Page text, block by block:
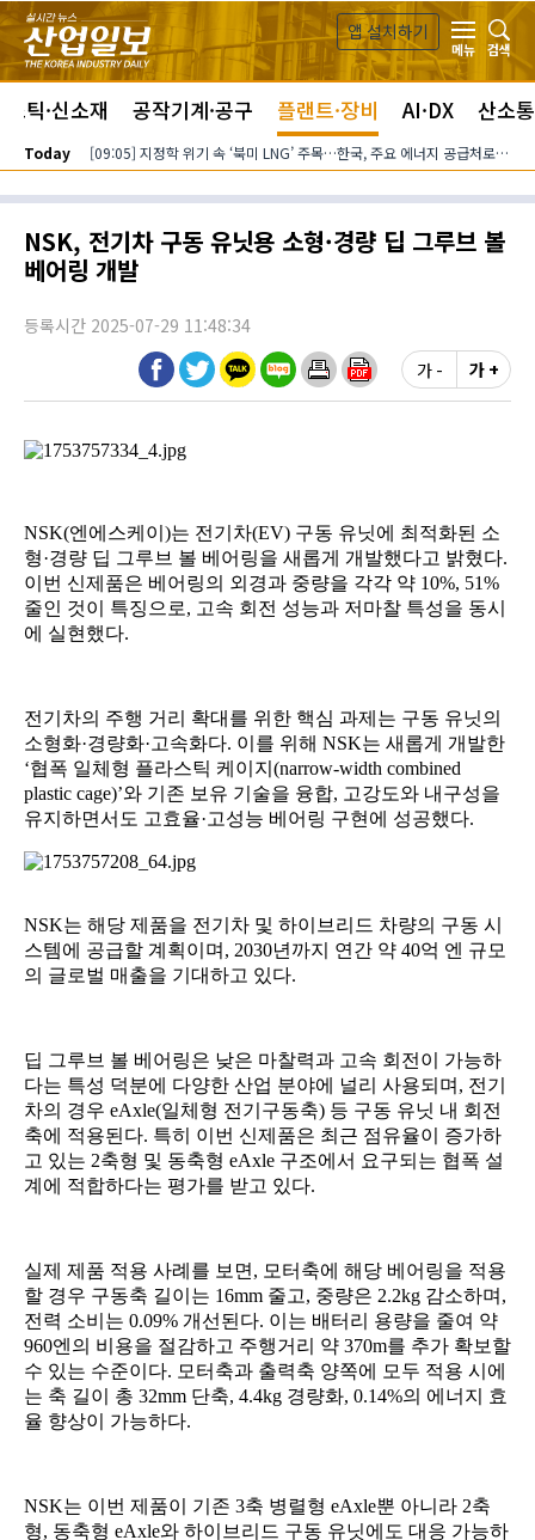
본문 바로가기
앱 설치하기
메뉴
검색
틱·신소재 공작기계·공구 플랜트·장비 AI·DX 산소통
Today [09:05] 지정학 위기 속 ‘북미 LNG’ 주목…한국, 주요 에너지 공급처로 확보해야
NSK, 전기차 구동 유닛용 소형·경량 딥 그루브 볼
베어링 개발
등록시간 2025-07-29 11:48:34
가 -
가 +